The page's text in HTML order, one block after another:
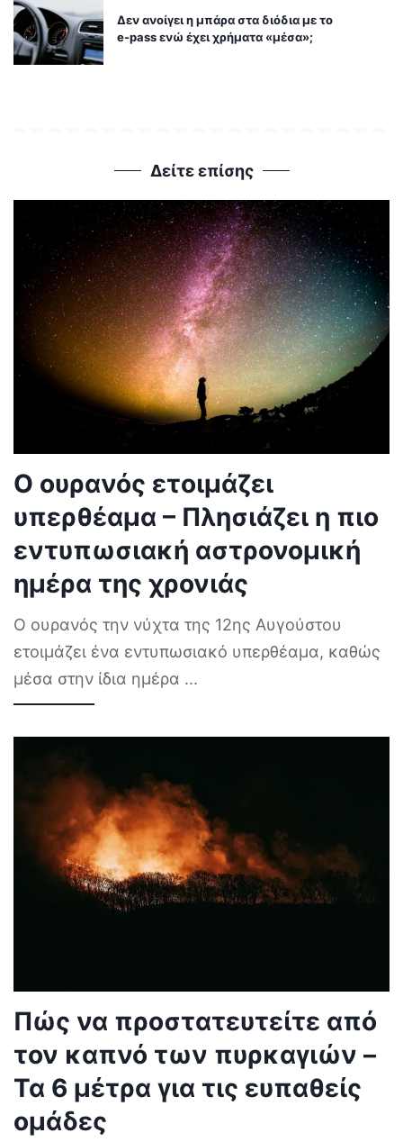
Δεν ανοίγει η μπάρα στα διόδια με το
e-pass ενώ έχει χρήματα «μέσα»;
Δείτε επίσης
Ο ουρανός ετοιμάζει
υπερθέαμα – Πλησιάζει η πιο
εντυπωσιακή αστρονομική
ημέρα της χρονιάς
Ο ουρανός την νύχτα της 12ης Αυγούστου
ετοιμάζει ένα εντυπωσιακό υπερθέαμα, καθώς
μέσα στην ίδια ημέρα ...
Πώς να προστατευτείτε από
τον καπνό των πυρκαγιών –
Τα 6 μέτρα για τις ευπαθείς
ομάδες